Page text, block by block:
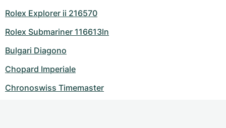
Rolex Explorer ii 216570
Rolex Submariner 116613ln
Bulgari Diagono
Chopard Imperiale
Chronoswiss Timemaster